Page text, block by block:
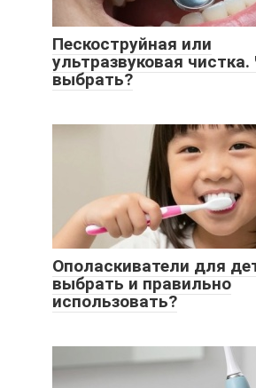
Пескоструйная или
ультразвуковая чистка.
выбрать?
Ополаскиватели для
выбрать и правильно
использовать?